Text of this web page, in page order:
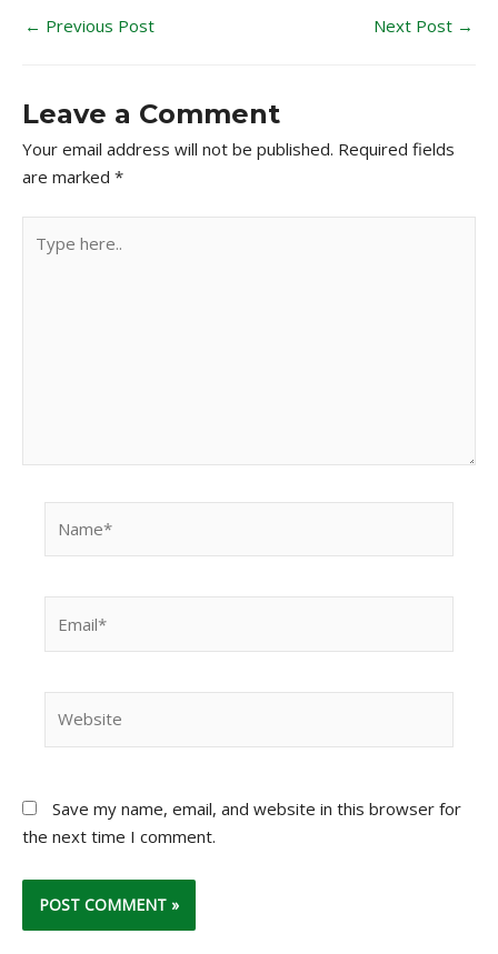
← Previous Post Next Post →
Leave a Comment
Your email address will not be published. Required fields
are marked *
here..
Save my name, email, and website in this browser for
the next time I comment.